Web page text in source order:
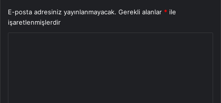
E-posta adresiniz yayınlanmayacak. Gerekli alanlar * ile
işaretlenmişlerdir